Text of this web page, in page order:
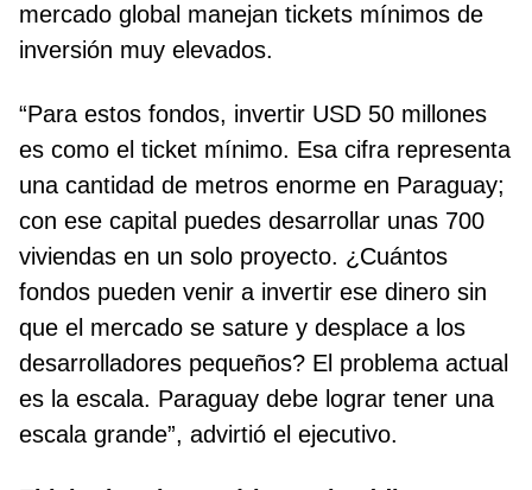
mercado global manejan tickets mínimos de
inversión muy elevados.
“Para estos fondos, invertir USD 50 millones
es como el ticket mínimo. Esa cifra representa
una cantidad de metros enorme en Paraguay;
con ese capital puedes desarrollar unas 700
viviendas en un solo proyecto. ¿Cuántos
fondos pueden venir a invertir ese dinero sin
que el mercado se sature y desplace a los
desarrolladores pequeños? El problema actual
es la escala. Paraguay debe lograr tener una
escala grande”, advirtió el ejecutivo.